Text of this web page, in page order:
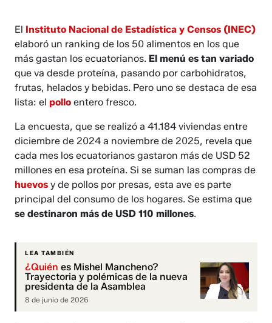
El Instituto Nacional de Estadística y Censos (INEC)
elaboró un ranking de los 50 alimentos en los que
más gastan los ecuatorianos. El menú es tan variado
que va desde proteína, pasando por carbohidratos,
frutas, helados y bebidas. Pero uno se destaca de esa
lista: elpolloentero fresco.
La encuesta, que se realizó a 41.184 viviendas entre
diciembre de 2024 a noviembre de 2025, revela que
cada mes los ecuatorianos gastaron más de USD 52
millones en esa proteína. Si se suman las compras de
huevosy de pollos por presas, esta ave es parte
principal del consumo de los hogares. Se estima que
se destinaron más de USD 110 millones.
LEA TAMBIÉN
¿Quién es Mishel Mancheno?
Trayectoria y polémicas de la nueva
presidenta de la Asamblea
8 de junio de 2026